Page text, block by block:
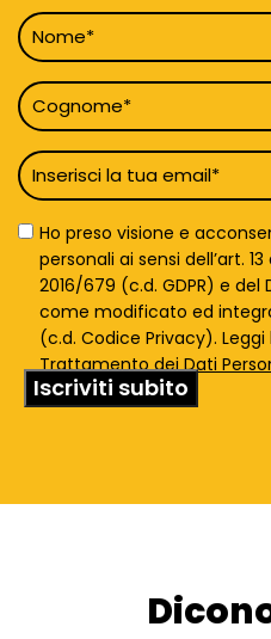
Nome
*
Cognome
*
Email
*
Privacy
Policy
Ho preso visione e
personali ai sensi dell’art.
2016/679 (c.d. GDPR) e del
come modificato ed
(c.d. Codice Privacy). Leggi
Trattamento dei Dati